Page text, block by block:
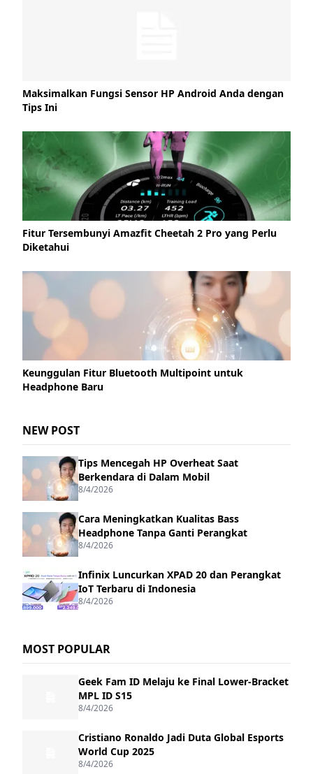
Maksimalkan Fungsi Sensor HP Android Anda dengan
Tips Ini
Fitur Tersembunyi Amazfit Cheetah 2 Pro yang Perlu
Diketahui
Keunggulan Fitur Bluetooth Multipoint untuk
Headphone Baru
NEW POST
Tips Mencegah HP Overheat Saat
Berkendara di Dalam Mobil
8/4/2026
Cara Meningkatkan Kualitas Bass
Headphone Tanpa Ganti Perangkat
8/4/2026
Infinix Luncurkan XPAD 20 dan Perangkat
IoT Terbaru di Indonesia
8/4/2026
MOST POPULAR
Geek Fam ID Melaju ke Final Lower-Bracket
MPL ID S15
8/4/2026
Cristiano Ronaldo Jadi Duta Global Esports
World Cup 2025
8/4/2026